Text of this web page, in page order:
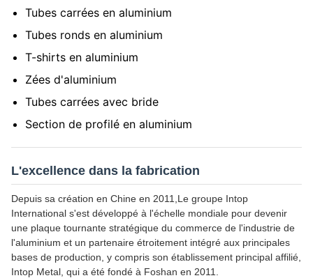
Tubes carrées en aluminium
Tubes ronds en aluminium
T-shirts en aluminium
Zées d'aluminium
Tubes carrées avec bride
Section de profilé en aluminium
L'excellence dans la fabrication
Depuis sa création en Chine en 2011,Le groupe Intop
International s'est développé à l'échelle mondiale pour devenir
une plaque tournante stratégique du commerce de l'industrie de
l'aluminium et un partenaire étroitement intégré aux principales
bases de production, y compris son établissement principal affilié,
Intop Metal, qui a été fondé à Foshan en 2011.